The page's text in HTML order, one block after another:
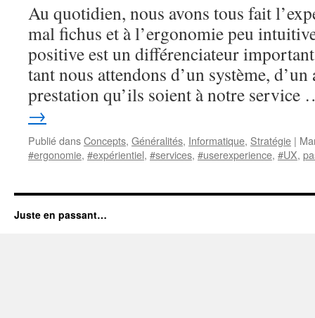
Au quotidien, nous avons tous fait
mal fichus et à l’ergonomie peu
positive est un différenciateur
tant nous attendons d’un système,
prestation qu’ils soient à notre
→
Publié dansConcepts, Généralités, Informatique, Stratégie |
#ergonomie, #expérientiel, #services, #userexperience, #UX,
Juste en passant…